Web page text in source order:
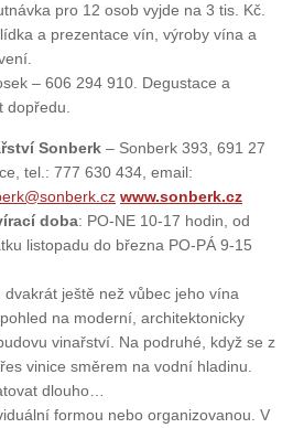
pro 12 osob vyjde na 3 tis. Kč.
a prezentace vín, výroby vína a
– 606 294 910. Degustace a
dopředu.
Sonberk – Sonberk 393, 691 27
tel.: 777 630 434, email:
www.sonberk.cz
doba: PO-NE 10-17 hodin, od
listopadu do března PO-PÁ 9-15
ještě než vůbec jeho vína
na moderní, architektonicky
vinařství. Na podruhé, když se z
vinice směrem na vodní hladinu.
dlouho…
formou nebo organizovanou. V